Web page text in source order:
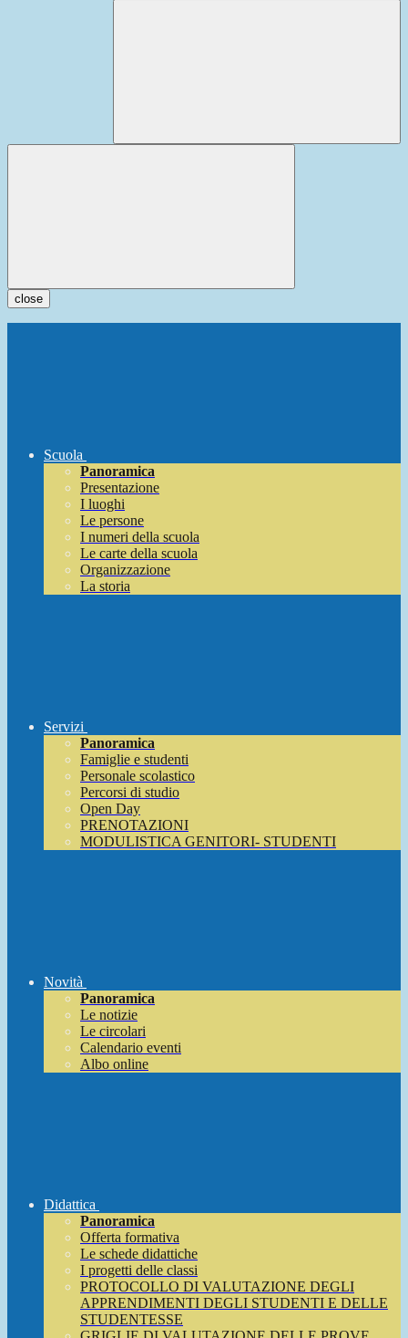
close
Scuola
Panoramica
Presentazione
I luoghi
Le persone
I numeri della scuola
Le carte della scuola
Organizzazione
La storia
Servizi
Panoramica
Famiglie e studenti
Personale scolastico
Percorsi di studio
Open Day
PRENOTAZIONI
MODULISTICA GENITORI- STUDENTI
Novità
Panoramica
Le notizie
Le circolari
Calendario eventi
Albo online
Didattica
Panoramica
Offerta formativa
Le schede didattiche
I progetti delle classi
PROTOCOLLO DI VALUTAZIONE DEGLI
APPRENDIMENTI DEGLI STUDENTI E DELLE
STUDENTESSE